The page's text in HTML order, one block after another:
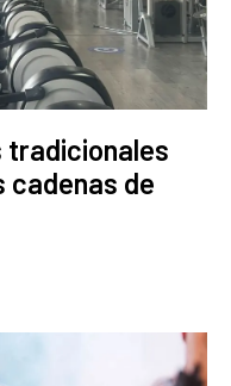
tradicionales
cadenas de